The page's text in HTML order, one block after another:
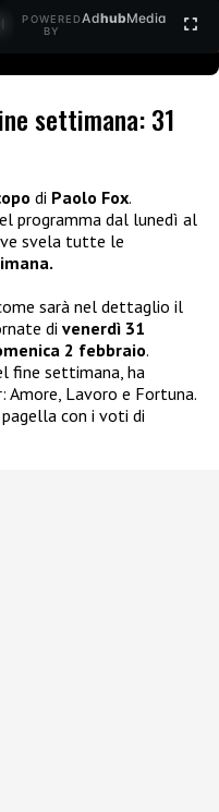
POWERED
BY
AdhubMedia
settimana: 31
di Paolo Fox.
programma dal lunedì al
svela tutte le
sarà nel dettaglio il
di venerdì 31
2 febbraio.
fine settimana, ha
Amore, Lavoro e Fortuna.
con i voti di